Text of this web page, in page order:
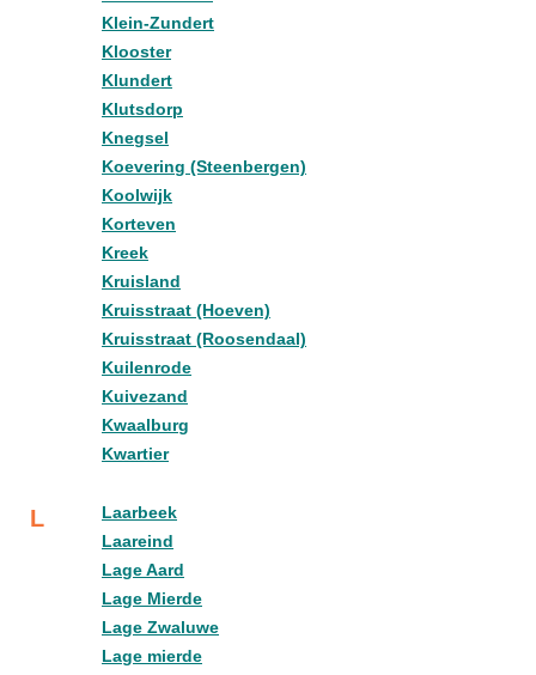
Klein-Zundert
Klooster
Klundert
Klutsdorp
Knegsel
Koevering (Steenbergen)
Koolwijk
Korteven
Kreek
Kruisland
Kruisstraat (Hoeven)
Kruisstraat (Roosendaal)
Kuilenrode
Kuivezand
Kwaalburg
Kwartier
L
Laarbeek
Laareind
Lage Aard
Lage Mierde
Lage Zwaluwe
Lage mierde